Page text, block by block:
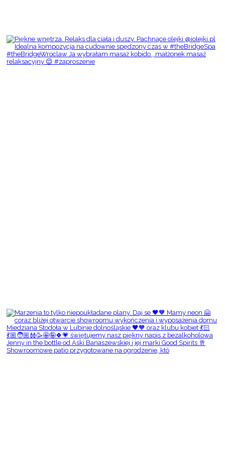
Showroomowe patio przygotowane na ogrodzenie, któ